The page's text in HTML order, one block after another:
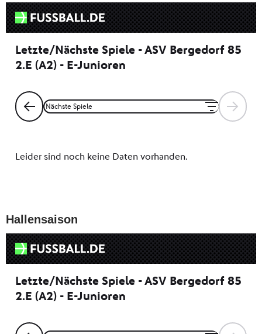
Hallensaison